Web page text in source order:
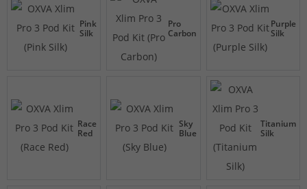
Pink
Silk
Pro
Carbon
Purple
Silk
Race
Red
Sky
Blue
Titanium
Silk